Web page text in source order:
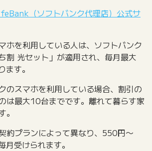
（ソフトバンク代理店）公式サ
ホを利用している人は、ソフトバンク
割 光セット」が適用され、毎月最大
す。
のスマホを利用している場合、割引の
は最大10台までです。離れて暮らす家
約プランによって異なり、550円〜
受けられます。